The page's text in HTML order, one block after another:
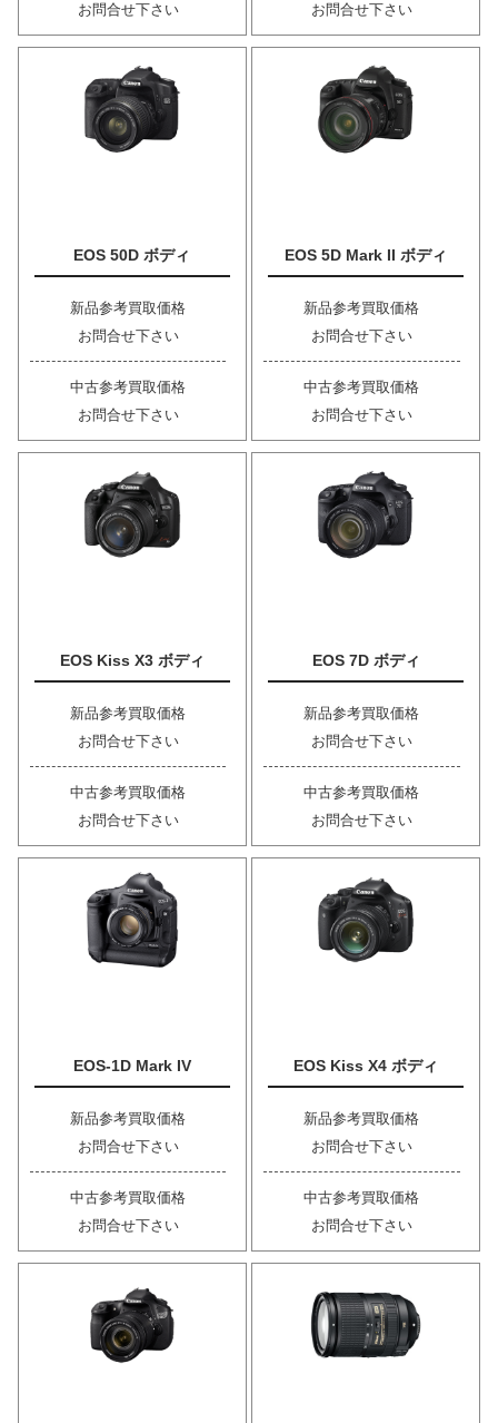
お問合せ下さい
お問合せ下さい
EOS 50D ボディ
新品参考買取価格
お問合せ下さい
中古参考買取価格
お問合せ下さい
EOS 5D Mark II ボディ
新品参考買取価格
お問合せ下さい
中古参考買取価格
お問合せ下さい
EOS Kiss X3 ボディ
新品参考買取価格
お問合せ下さい
中古参考買取価格
お問合せ下さい
EOS 7D ボディ
新品参考買取価格
お問合せ下さい
中古参考買取価格
お問合せ下さい
EOS-1D Mark IV
新品参考買取価格
お問合せ下さい
中古参考買取価格
お問合せ下さい
EOS Kiss X4 ボディ
新品参考買取価格
お問合せ下さい
中古参考買取価格
お問合せ下さい